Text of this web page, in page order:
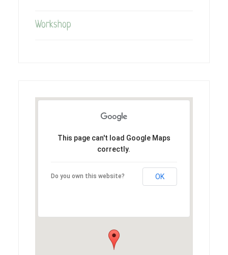
Workshop
This page can't load Google Maps
correctly.
Do you own this website? OK